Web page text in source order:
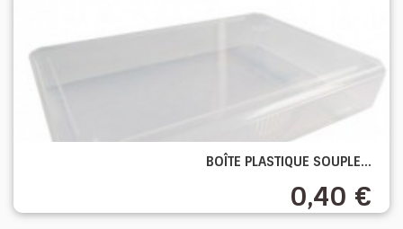
BOÎTE PLASTIQUE SOUPLE...
0,40 €